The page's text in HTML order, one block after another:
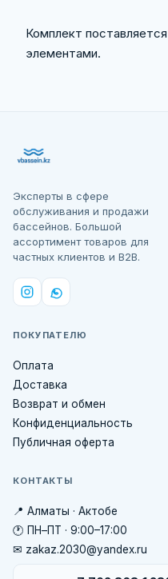
Комплект
элементами.
Эксперты в сфере
обслуживания и продажи
бассейнов. Большой
ассортимент товаров для
частных клиентов и B2B.
ПОКУПАТЕЛЮ
Оплата
Доставка
Возврат и обмен
Конфиденциальность
Публичная оферта
КОНТАКТЫ
📍 Алматы · Актобе
🕐 ПН–ПТ · 9:00–17:00
✉ zakaz.2030@yandex.ru